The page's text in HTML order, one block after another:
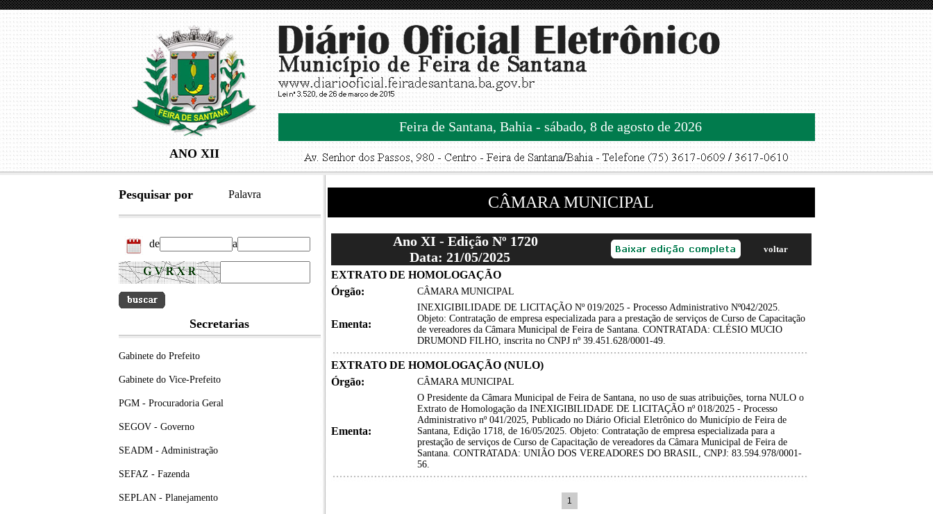
ANO XII
Feira de Santana, Bahia - sábado, 8 de agosto de 2026
Pesquisar por Palavra
de a
Secretarias
Gabinete do Prefeito
Gabinete do Vice-Prefeito
PGM - Procuradoria Geral
SEGOV - Governo
SEADM - Administração
SEFAZ - Fazenda
SEPLAN - Planejamento
CÂMARA MUNICIPAL
Ano XI - Edição Nº 1720
Data: 21/05/2025
voltar
EXTRATO DE HOMOLOGAÇÃO
Órgão:
CÂMARA MUNICIPAL
Ementa:
INEXIGIBILIDADE DE LICITAÇÃO Nº 019/2025 - Processo Administrativo Nº042/2025.
Objeto: Contratação de empresa especializada para a prestação de serviços de Curso de Capacitação
de vereadores da Câmara Municipal de Feira de Santana. CONTRATADA: CLÉSIO MUCIO
DRUMOND FILHO, inscrita no CNPJ nº 39.451.628/0001-49.
EXTRATO DE HOMOLOGAÇÃO (NULO)
Órgão:
CÂMARA MUNICIPAL
Ementa:
O Presidente da Câmara Municipal de Feira de Santana, no uso de suas atribuições, torna NULO o
Extrato de Homologação da INEXIGIBILIDADE DE LICITAÇÃO nº 018/2025 - Processo
Administrativo nº 041/2025, Publicado no Diário Oficial Eletrônico do Município de Feira de
Santana, Edição 1718, de 16/05/2025. Objeto: Contratação de empresa especializada para a
prestação de serviços de Curso de Capacitação de vereadores da Câmara Municipal de Feira de
Santana. CONTRATADA: UNIÃO DOS VEREADORES DO BRASIL, CNPJ: 83.594.978/0001-
56.
1